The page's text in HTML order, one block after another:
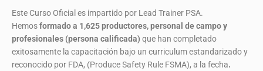
Este Curso Oficial es impartido por Lead Trainer PSA.
Hemosformadoa 1,625 productores, personal de campo y
profesionales (persona calificada) que han completado
exitosamente la capacitación bajo un curriculum estandarizado y
reconocido por FDA, (Produce Safety Rule FSMA), a la fecha.